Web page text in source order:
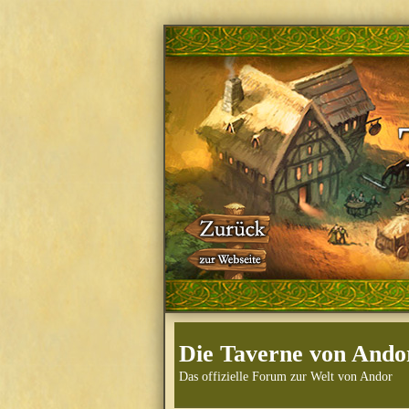
Die Taverne von
Das offizielle Forum zur Welt von Andor